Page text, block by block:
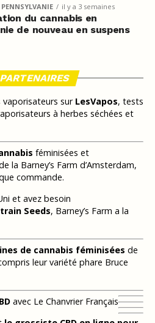
il y a 3 semaines
du cannabis en
de nouveau en suspens
vaporisateurs sur LesVapos, tests
à herbes séchées et
féminisées et
la Barney’s Farm d’Amsterdam,
commande.
et avez besoin
Seeds, Barney’s Farm a la
de cannabis féminisées de
leur variété phare Bruce
avec Le Chanvrier Français